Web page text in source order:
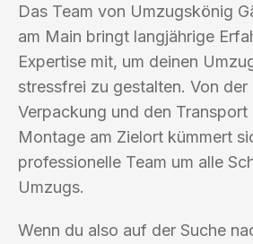
Das Team von Umzugskönig
am Main bringt langjährige
Expertise mit, um deinen
stressfrei zu gestalten. Von
Verpackung und den Transport
Montage am Zielort kümmert
professionelle Team um alle
Umzugs.
Wenn du also auf der Suche